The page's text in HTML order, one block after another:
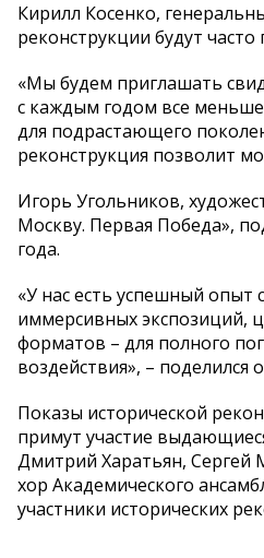
Кирилл Косенко,
реконструкции будут
«Мы будем приглашать
с каждым годом все
для подрастающего
реконструкция позволит
Игорь Угольников,
Москву. Первая Победа»,
года.
«У нас есть успешный опыт
иммерсивных экспозиций,
форматов – для полного
воздействия», – поделился
Показы исторической
примут участие
Дмитрий Харатьян, Сергей
хор Академического
участники исторических